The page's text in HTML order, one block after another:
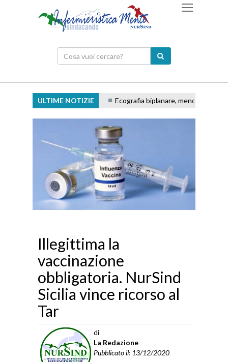
ULTIME NOTIZIE Ecografia biplanare, meno tentativi
Illegittima la
vaccinazione
obbligatoria. NurSind
Sicilia vince ricorso al
Tar
di
La Redazione
Pubblicato il: 13/12/2020